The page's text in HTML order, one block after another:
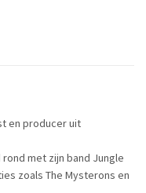
en producer uit
met zijn band Jungle
zoals The Mysterons en